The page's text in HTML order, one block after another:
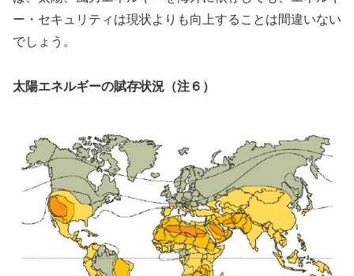
ー・セキュリティは現状よりも向上することは間違いない
でしょう。
太陽エネルギーの賦存状況（注６）